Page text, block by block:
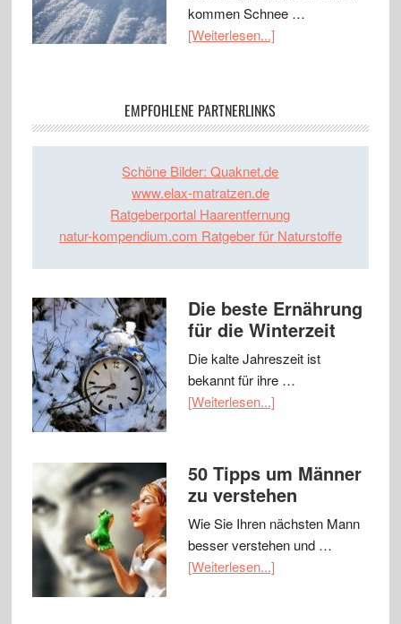
kommen Schnee …
[Weiterlesen...]
EMPFOHLENE PARTNERLINKS
Schöne Bilder: Quaknet.de
www.elax-matratzen.de
Ratgeberportal Haarentfernung
natur-kompendium.com Ratgeber für Naturstoffe
Die beste Ernährung
für die Winterzeit
Die kalte Jahreszeit ist
bekannt für ihre …
[Weiterlesen...]
50 Tipps um Männer
zu verstehen
Wie Sie Ihren nächsten Mann
besser verstehen und …
[Weiterlesen...]